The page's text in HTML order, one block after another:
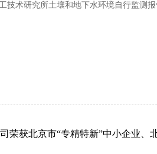
技术研究所土壤和地下水环境自行监测
荣获北京市“专精特新”中小企业、